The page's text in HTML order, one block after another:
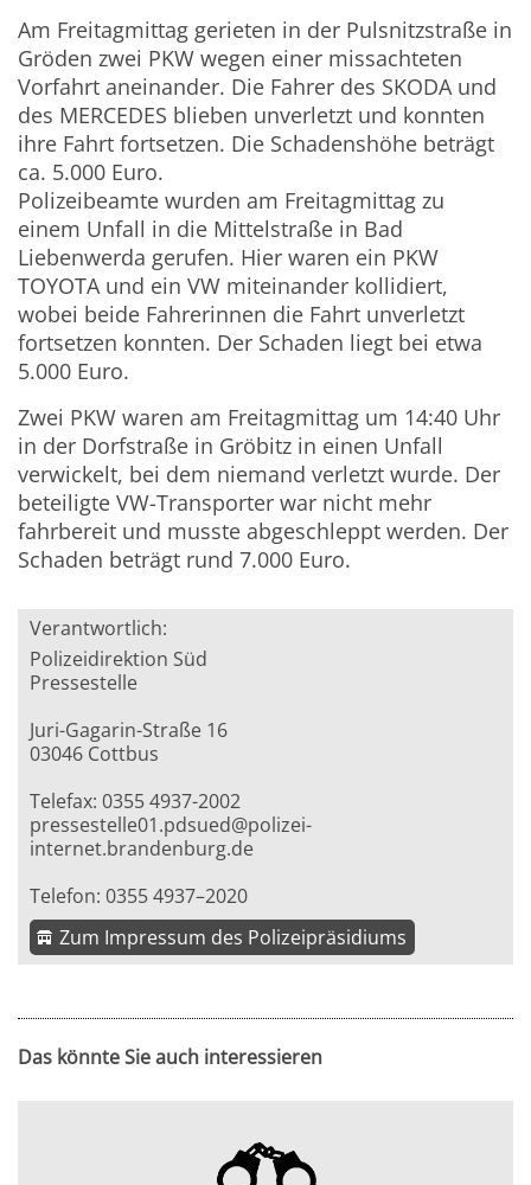
Am Freitagmittag gerieten in der Pulsnitzstraße in
Gröden zwei PKW wegen einer missachteten
Vorfahrt aneinander. Die Fahrer des SKODA und
des MERCEDES blieben unverletzt und konnten
ihre Fahrt fortsetzen. Die Schadenshöhe beträgt
ca. 5.000 Euro.
Polizeibeamte wurden am Freitagmittag zu
einem Unfall in die Mittelstraße in Bad
Liebenwerda gerufen. Hier waren ein PKW
TOYOTA und ein VW miteinander kollidiert,
wobei beide Fahrerinnen die Fahrt unverletzt
fortsetzen konnten. Der Schaden liegt bei etwa
5.000 Euro.
Zwei PKW waren am Freitagmittag um 14:40 Uhr
in der Dorfstraße in Gröbitz in einen Unfall
verwickelt, bei dem niemand verletzt wurde. Der
beteiligte VW-Transporter war nicht mehr
fahrbereit und musste abgeschleppt werden. Der
Schaden beträgt rund 7.000 Euro.
Verantwortlich:
Polizeidirektion Süd
Pressestelle
Juri-Gagarin-Straße 16
03046 Cottbus
Telefax: 0355 4937-2002
pressestelle01.pdsued@polizei-
internet.brandenburg.de
Telefon: 0355 4937–2020
Zum Impressum des Polizeipräsidiums
Das könnte Sie auch interessieren